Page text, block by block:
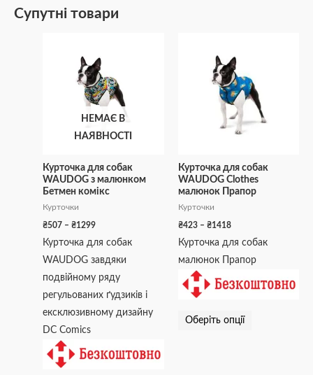
Супутні товари
НЕМАЄ В
НАЯВНОСТІ
Курточка для собак
WAUDOG з малюнком
Бетмен комікс
Курточки
₴507 – ₴1299
від
₴507
до
₴1299
Курточка для собак
WAUDOG завдяки
подвійному ряду
регульованих ґудзиків і
ексклюзивному дизайну
DC Comics
кілька
варіантів.
вибрати
на
Курточка для собак
WAUDOG Clothes
малюнок Прапор
Курточки
₴423 – ₴1418
від
₴423
до
₴1418
Курточка для собак
малюнок Прапор
Оберіть опції
кілька
варіантів.
вибрати
на
сторінці